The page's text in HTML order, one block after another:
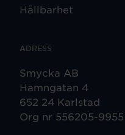
Hållbarhet
ADRESS
Smycka AB
Hamngatan 4
652 24 Karlstad
Org nr 556205-9955